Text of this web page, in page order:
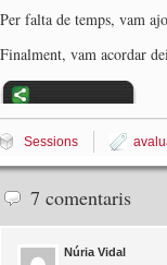
Per falta de temps, vam
Finalment, vam acordar
Sessions
7 comentaris
Núria Vidal